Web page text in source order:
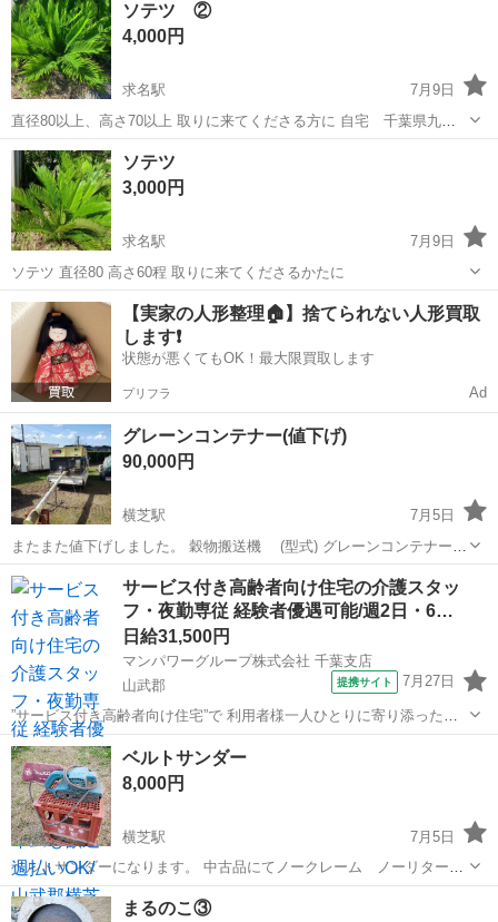
ソテツ ②
4,000円
求名駅
7月9日
直径80以上、高さ70以上 取りに来てくださる方に 自宅 千葉県九十
九里町
千葉 山武郡
ソテツ
3,000円
求名駅
7月9日
ソテツ 直径80 高さ60程 取りに来てくださるかたに
千葉 山武郡 求名駅 その他
【実家の人形整理🏠】捨てられない人形買取
します❗️
状態が悪くてもOK！最大限買取します
プリフラ Ad
グレーンコンテナー(値下げ)
90,000円
横芝駅
7月5日
またまた値下げしました。 穀物搬送機 (型式) グレーンコンテナー
UM-E型 (製造元) タイショーさん (モーター容量) 0.75KW+1.0KW (ス
タンド) LT-601 (ホース長さ) ３メートル 軽トラ用 グ...
千葉 横芝駅 その他 タイショー
サービス付き高齢者向け住宅の介護スタッ
フ・夜勤専従 経験者優遇可能/週2日・6…
日給31,500円
マンパワーグループ株式会社 千葉支店
山武郡
提携サイト 7月27日
”サービス付き高齢者向け住宅”で 利用者様一人ひとりに寄り添った介
護を!! ━━━━━━━━ｖ━━━━━━━━━━ マンパワーグループ
なら… ✅️高時給でちゃんと稼げる！ ✅️ライフスタイルに合わせた働
き...
千葉 山武郡 医療
ベルトサンダー
8,000円
横芝駅
7月5日
ベルトサンダーになります。 中古品にてノークレーム ノーリターン
で お願いします。 キズ 凹み 錆 汚れ 曲がり あります。 100V
です。スイッチ壊れてます。 コード差し込んだらすぐにまわります。
千葉 山武郡
まるのこ③